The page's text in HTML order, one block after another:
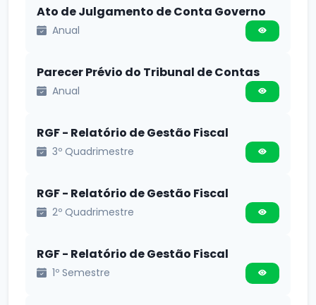
Ato de Julgamento de Conta Governo
Anual
Parecer Prévio do Tribunal de Contas
Anual
RGF - Relatório de Gestão Fiscal
3º Quadrimestre
RGF - Relatório de Gestão Fiscal
2º Quadrimestre
RGF - Relatório de Gestão Fiscal
1º Semestre